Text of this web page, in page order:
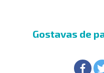
Gostavas de